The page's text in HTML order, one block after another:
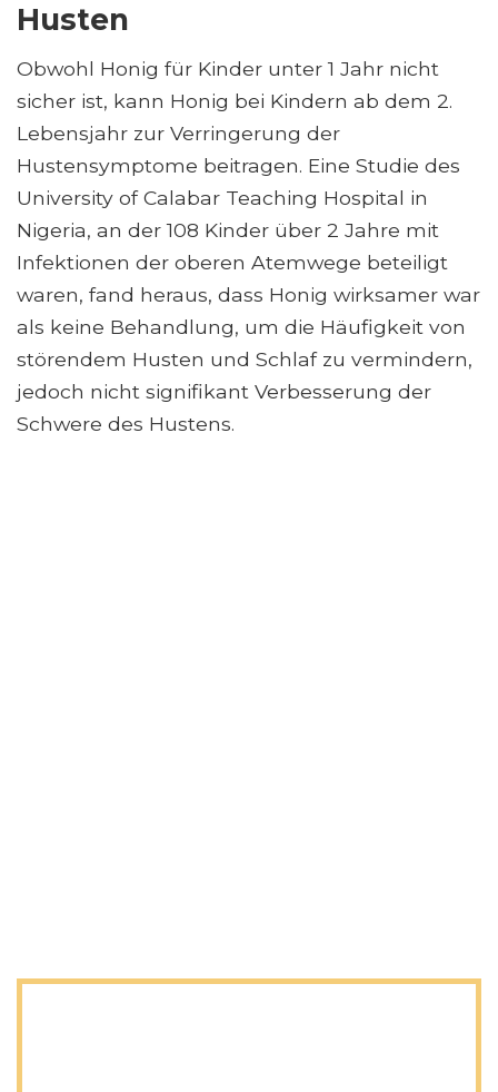
Husten
Obwohl Honig für Kinder unter 1 Jahr nicht
sicher ist, kann Honig bei Kindern ab dem 2.
Lebensjahr zur Verringerung der
Hustensymptome beitragen. Eine Studie des
University of Calabar Teaching Hospital in
Nigeria, an der 108 Kinder über 2 Jahre mit
Infektionen der oberen Atemwege beteiligt
waren, fand heraus, dass Honig wirksamer war
als keine Behandlung, um die Häufigkeit von
störendem Husten und Schlaf zu vermindern,
jedoch nicht signifikant Verbesserung der
Schwere des Hustens.